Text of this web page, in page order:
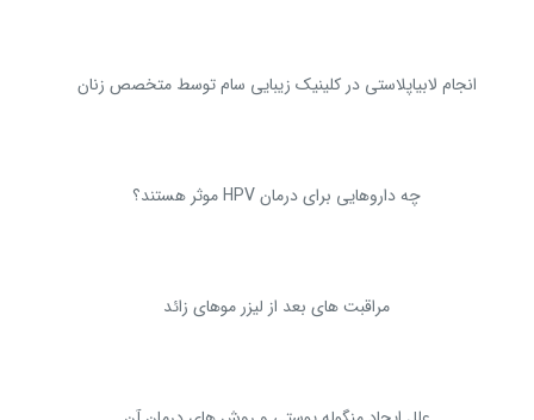
انجام لابیاپلاستی در کلینیک زیبایی سام توسط متخصص زنان
چه داروهایی برای درمان HPV موثر هستند؟
مراقبت های بعد از لیزر موهای زائد